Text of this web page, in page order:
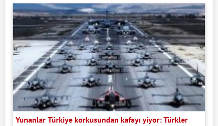
Yunanlar Türkiye korkusundan kafayı yiyor: Türkler